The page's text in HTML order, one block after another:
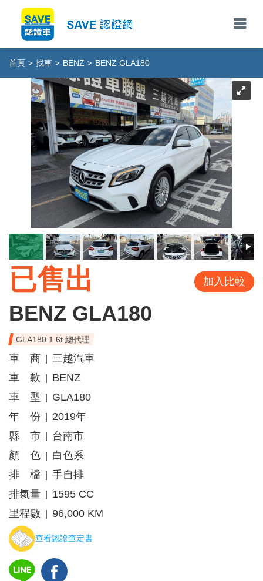
首頁 > 找車 > BENZ > BENZ GLA180
已售出 加入比較
BENZ GLA180
GLA180 1.6t 總代理
車 商
三越汽車
車 款
BENZ
車 型
GLA180
年 份
2019年
縣 市
台南市
顏 色
白色系
排 檔
手自排
排氣量
1595 CC
里程數
96,000 KM
查看認證查定書